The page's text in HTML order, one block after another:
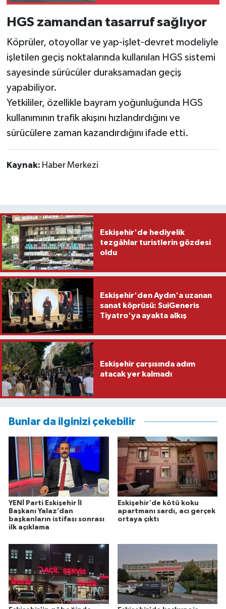
HGS zamandan tasarruf sağlıyor
Köprüler, otoyollar ve yap-işlet-devret modeliyle
işletilen geçiş noktalarında kullanılan HGS sistemi
sayesinde sürücüler duraksamadan geçiş
yapabiliyor.
Yetkililer, özellikle bayram yoğunluğunda HGS
kullanımının trafik akışını hızlandırdığını ve
sürücülere zaman kazandırdığını ifade etti.
Kaynak: Haber Merkezi
Eskişehir'de hediyelik
tezgâhlar turistlerin gözdesi
oldu
Eskişehir'den Aydın'a uzanan
sanat köprüsü: SuiGeneris
Tiyatro'ya ayakta alkış
Eskişehir çarşısında adım
atacak yer kalmadı
Bunlar da ilginizi çekebilir
YENİ Parti Eskişehir İl
Başkanı Yalaz’dan
başkanların istifası sonrası
ilk açıklama
Eskişehir'de kötü koku
apartmanı sardı, acı gerçek
ortaya çıktı